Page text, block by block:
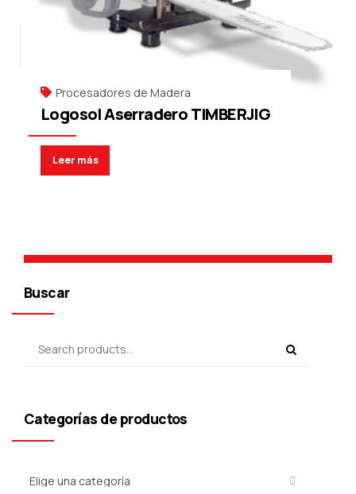
Procesadores de Madera
Logosol Aserradero TIMBERJIG
Leer más
Buscar
Categorías de productos